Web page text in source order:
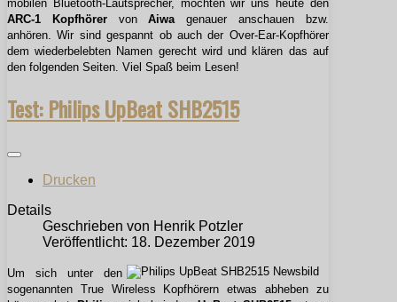
mobilen Bluetooth-Lautsprecher, möchten wir uns heute den
ARC-1 KopfhörervonAiwa genauer anschauen bzw.
anhören. Wir sind gespannt ob auch der Over-Ear-Kopfhörer
dem wiederbelebten Namen gerecht wird und klären das auf
den folgenden Seiten. Viel Spaß beim Lesen!
Test: Philips UpBeat SHB2515
Drucken
Details
Geschrieben von Henrik Potzler
Veröffentlicht: 18. Dezember 2019
Um sich unter den
sogenannten True Wireless Kopfhörern etwas abheben zu